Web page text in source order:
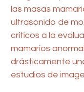
las masas
ultrasonido de
críticos a la
mamarios
drásticamente
estudios de